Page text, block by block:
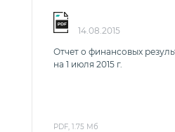
14.08.2015
Отчет о финансовых
на 1 июля 2015 г.
PDF, 1.75 Мб